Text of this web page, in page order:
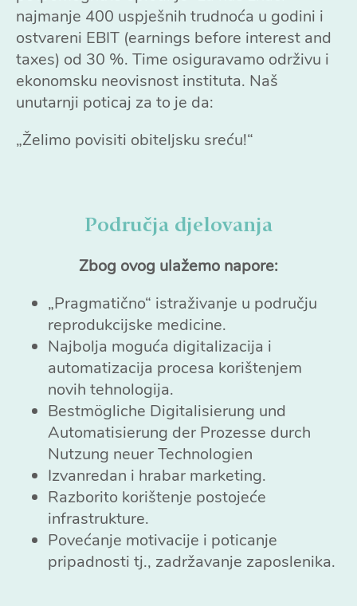
najmanje 400 uspješnih trudnoća u godini i
ostvareni EBIT (earnings before interest and
taxes) od 30 %. Time osiguravamo održivu i
ekonomsku neovisnost instituta. Naš
unutarnji poticaj za to je da:
„Želimo povisiti obiteljsku sreću!“
Područja djelovanja
Zbog ovog ulažemo napore:
„Pragmatično“ istraživanje u području
reprodukcijske medicine.
Najbolja moguća digitalizacija i
automatizacija procesa korištenjem
novih tehnologija.
Bestmögliche Digitalisierung und
Automatisierung der Prozesse durch
Nutzung neuer Technologien
Izvanredan i hrabar marketing.
Razborito korištenje postojeće
infrastrukture.
Povećanje motivacije i poticanje
pripadnosti tj., zadržavanje zaposlenika.